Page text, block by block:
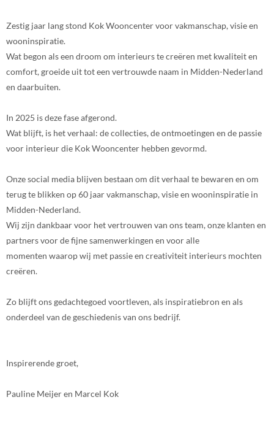
Zestig jaar lang stond Kok Wooncenter voor vakmanschap, visie en
wooninspiratie.
Wat begon als een droom om interieurs te creëren met kwaliteit en
comfort, groeide uit tot een vertrouwde naam in Midden-Nederland
en daarbuiten.
In 2025 is deze fase afgerond.
Wat blijft, is het verhaal: de collecties, de ontmoetingen en de passie
voor interieur die Kok Wooncenter hebben gevormd.
Onze social media blijven bestaan om dit verhaal te bewaren en om
terug te blikken op 60 jaar vakmanschap, visie en wooninspiratie in
Midden-Nederland.
Wij zijn dankbaar voor het vertrouwen van ons team, onze klanten en
partners voor de fijne samenwerkingen en voor alle
momenten waarop wij met passie en creativiteit interieurs mochten
creëren.
Zo blijft ons gedachtegoed voortleven, als inspiratiebron en als
onderdeel van de geschiedenis van ons bedrijf.
Inspirerende groet,
Pauline Meijer en Marcel Kok